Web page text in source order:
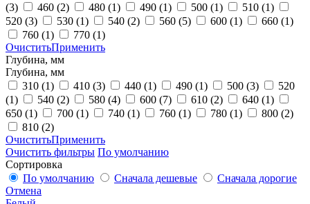
(3)
460 (2) 480 (1) 490 (1) 500 (1) 510 (1)
520 (3) 530 (1) 540 (2) 560 (5) 600 (1) 660 (1)
760 (1) 770 (1)
ОчиститьПрименить
Глубина, мм
Глубина, мм
310 (1) 410 (3) 440 (1) 490 (1) 500 (3)
520
(1)
540 (2) 580 (4) 600 (7) 610 (2) 640 (1)
650 (1) 700 (1) 740 (1) 760 (1) 780 (1) 800 (2)
810 (2)
ОчиститьПрименить
Очистить фильтры По умолчанию
Сортировка
По умолчанию
Сначала дешевые
Сначала дорогие
Отмена